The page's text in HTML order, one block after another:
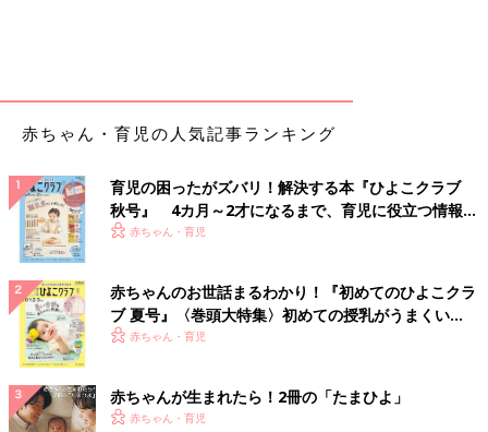
赤ちゃん・育児の人気記事ランキング
育児の困ったがズバリ！解決する本『ひよこクラブ
秋号』 4カ月～2才になるまで、育児に役立つ情報が
いっぱい！
赤ちゃん・育児
赤ちゃんのお世話まるわかり！『初めてのひよこクラ
ブ 夏号』〈巻頭大特集〉初めての授乳がうまくい
く！ おっぱい・ミルクの基本と夏のトラブル 解決テ
赤ちゃん・育児
赤ちゃんが生まれたら！2冊の「たまひよ」
赤ちゃん・育児